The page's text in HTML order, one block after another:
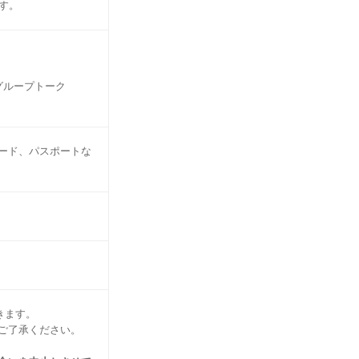
。
ープトーク
ド、パスポートな
す。
承ください。